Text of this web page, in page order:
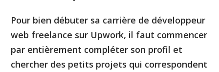
Pour bien débuter sa carrière de développeur
web freelance sur Upwork, il faut commencer
par entièrement compléter son profil et
chercher des petits projets qui correspondent